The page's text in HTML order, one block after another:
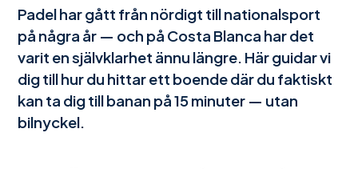
Padel har gått från nördigt till nationalsport
på några år — och på Costa Blanca har det
varit en självklarhet ännu längre. Här guidar vi
dig till hur du hittar ett boende där du faktiskt
kan ta dig till banan på 15 minuter — utan
bilnyckel.